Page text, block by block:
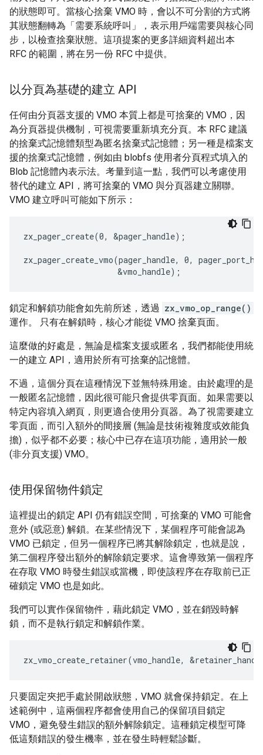
的狀態即可。當核心捨棄 VMO 時，會以不可分割的方式將
其狀態翻轉為「需要系統呼叫」，表示用戶端需要與核心同
步，以檢查捨棄狀態。這項提案的更多詳細資料超出本
RFC 的範圍，將在另一份 RFC 中提供。
以分頁為基礎的建立 API
任何由分頁器支援的 VMO 本質上都是可捨棄的 VMO，因
為分頁器提供機制，可視需要重新填充分頁。本 RFC 建議
的捨棄式記憶體類型為匿名捨棄式記憶體；另一種是檔案支
援的捨棄式記憶體，例如由 blobfs 使用者分頁程式填入的
Blob 記憶體內表示法。考量到這一點，我們可以考慮使用
替代的建立 API，將可捨棄的 VMO 與分頁器建立關聯。
VMO 建立呼叫可能如下所示：
zx_pager_create(0, &pager_handle);
zx_pager_create_vmo(pager_handle, 0,
鎖定和解鎖功能會如先前所述，透過 zx_vmo_op_range()
運作。 只有在解鎖時，核心才能從 VMO 捨棄頁面。
這麼做的好處是，無論是檔案支援或匿名，我們都能使用統
一的建立 API，適用於所有可捨棄的記憶體。
不過，這個分頁在這種情況下並無特殊用途。由於處理的是
一般匿名記憶體，因此很可能只會提供零頁面。如果需要以
特定內容填入網頁，則更適合使用分頁器。為了視需要建立
零頁面，而引入額外的間接層 (無論是技術複雜度或效能負
擔)，似乎都不必要；核心中已存在這項功能，適用於一般
(非分頁支援) VMO。
使用保留物件鎖定
這裡提出的鎖定 API 仍有錯誤空間，可捨棄的 VMO 可能會
意外 (或惡意) 解鎖。在某些情況下，某個程序可能會認為
VMO 已鎖定，但另一個程序已將其解除鎖定，也就是說，
第二個程序發出額外的解除鎖定要求。這會導致第一個程序
在存取 VMO 時發生錯誤或當機，即使該程序在存取前已正
確鎖定 VMO 也是如此。
我們可以實作保留物件，藉此鎖定 VMO，並在銷毀時解
鎖，而不是執行鎖定和解鎖作業。
只要固定夾把手處於開啟狀態，VMO 就會保持鎖定。在上
述範例中，這兩個程序都會使用自己的保留項目鎖定
VMO，避免發生錯誤的額外解除鎖定。這種鎖定模型可降
低這類錯誤的發生機率，並在發生時輕鬆診斷。